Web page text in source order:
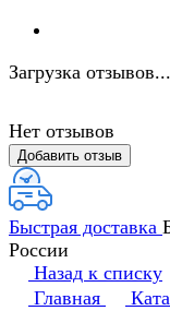
Загрузка отзывов...
Нет отзывов
Добавить отзыв
Быстрая доставка
России
Назад к списку
Главная